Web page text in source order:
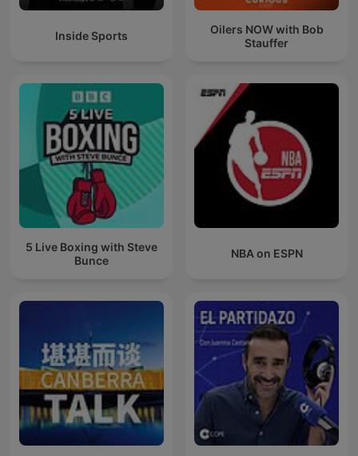
Inside Sports
Oilers NOW with Bob
Stauffer
5 Live Boxing with Steve
Bunce
NBA on ESPN